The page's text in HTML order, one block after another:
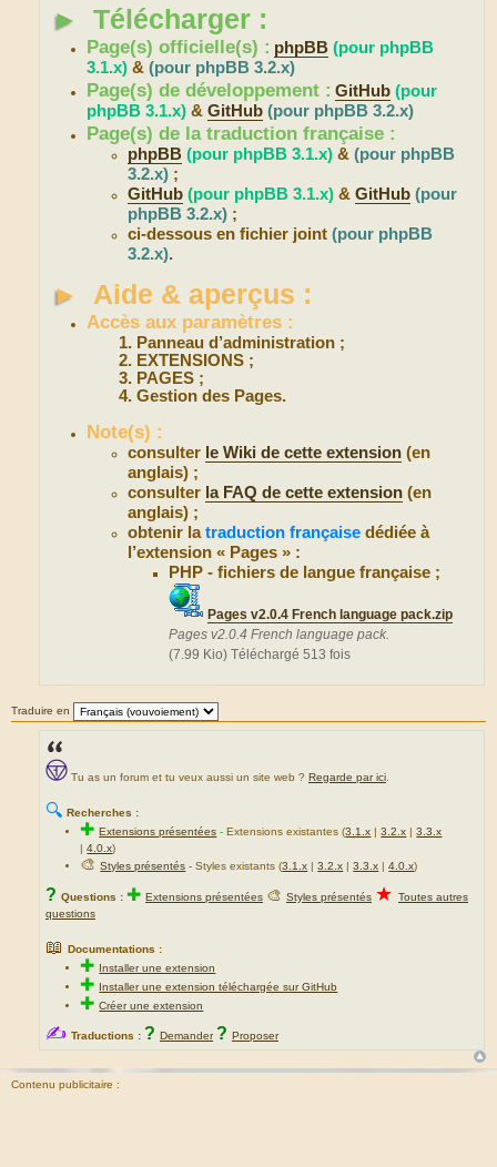
► Télécharger :
Page(s) officielle(s) : phpBB (pour phpBB
3.1.x) &(pour phpBB 3.2.x)
Page(s) de développement : GitHub (pour
phpBB 3.1.x) &GitHub (pour phpBB 3.2.x)
Page(s) de la traduction française :
phpBB (pour phpBB 3.1.x) &(pour phpBB
3.2.x) ;
GitHub (pour phpBB 3.1.x) &GitHub (pour
phpBB 3.2.x) ;
ci-dessous en fichier joint(pour phpBB
3.2.x).
► Aide & aperçus :
Accès aux paramètres :
Panneau d’administration ;
EXTENSIONS ;
PAGES ;
Gestion des Pages.
Note(s) :
consulter le Wiki de cette extension (en
anglais) ;
consulter la FAQ de cette extension (en
anglais) ;
obtenir latraduction française dédiée à
l’extension « Pages » :
PHP - fichiers de langue française ;
Pages v2.0.4 French language pack.zip
Pages v2.0.4 French language pack.
(7.99 Kio) Téléchargé 513 fois
Traduire en
Tu as un forum et tu veux aussi un site web ? Regarde par ici
🔍 Recherches :
✚Extensions présentées -Extensions existantes (3.1.x |3.2.x |3.3.x
|4.0.x)
🎨Styles présentés - Styles existants (3.1.x |3.2.x |3.3.x |4.0.x)
? Questions : ✚ Extensions présentées 🎨 Styles présentés ★ Toutes autres
questions
📖 Documentations :
✚ Installer une extension
✚ Installer une extension téléchargée sur GitHub
✚Créer une extension
✍ Traductions : ? Demander ? Proposer
Contenu publicitaire :